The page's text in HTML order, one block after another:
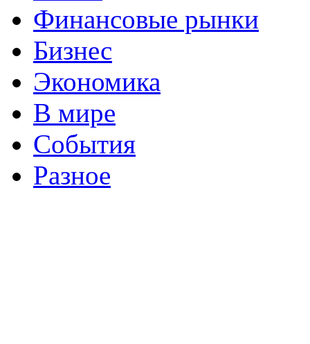
Финансовые рынки
Бизнес
Экономика
В мире
События
Разное